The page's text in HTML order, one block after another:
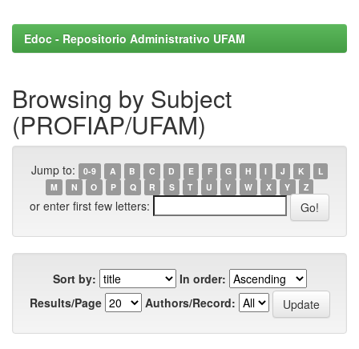
Edoc - Repositorio Administrativo UFAM
Browsing by Subject
(PROFIAP/UFAM)
Jump to: 0-9 A B C D E F G H I J K
L
M
N O P Q R S T U V W X Y Z
or enter first few letters:
Sort by:
In order:
Results/Page
Authors/Record: